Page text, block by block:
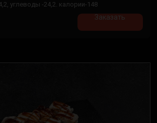
углеводы -24,2. калории-148
Заказать